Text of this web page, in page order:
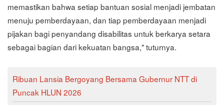
memastikan bahwa setiap bantuan sosial menjadi jembatan
menuju pemberdayaan, dan tiap pemberdayaan menjadi
pijakan bagi penyandang disabilitas untuk berkarya setara
sebagai bagian dari kekuatan bangsa," tuturnya.
Ribuan Lansia Bergoyang Bersama Gubernur NTT di
Puncak HLUN 2026